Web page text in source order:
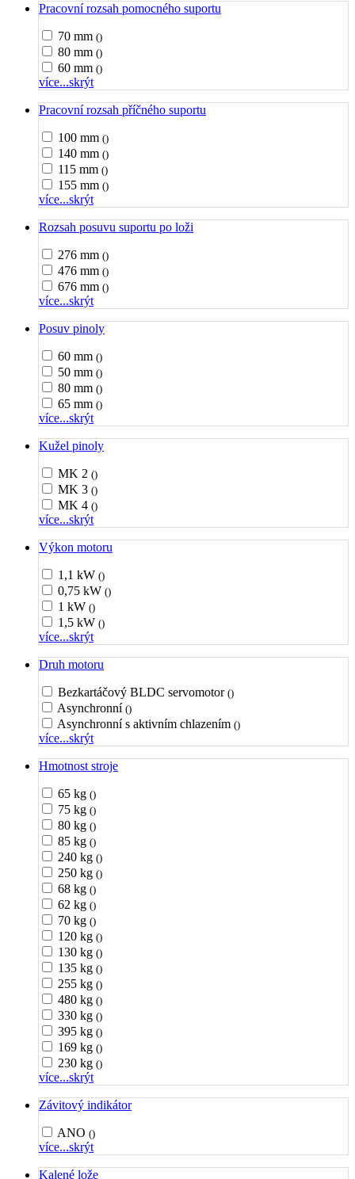
Pracovní rozsah pomocného suportu
70 mm ()
80 mm ()
60 mm ()
více...skrýt
Pracovní rozsah příčného suportu
100 mm ()
140 mm ()
115 mm ()
155 mm ()
více...skrýt
Rozsah posuvu suportu po loži
276 mm ()
476 mm ()
676 mm ()
více...skrýt
Posuv pinoly
60 mm ()
50 mm ()
80 mm ()
65 mm ()
více...skrýt
Kužel pinoly
MK 2 ()
MK 3 ()
MK 4 ()
více...skrýt
Výkon motoru
1,1 kW ()
0,75 kW ()
1 kW ()
1,5 kW ()
více...skrýt
Druh motoru
Bezkartáčový BLDC servomotor ()
Asynchronní ()
Asynchronní s aktivním chlazením ()
více...skrýt
Hmotnost stroje
65 kg ()
75 kg ()
80 kg ()
85 kg ()
240 kg ()
250 kg ()
68 kg ()
62 kg ()
70 kg ()
120 kg ()
130 kg ()
135 kg ()
255 kg ()
480 kg ()
330 kg ()
395 kg ()
169 kg ()
230 kg ()
více...skrýt
Závitový indikátor
ANO ()
více...skrýt
Kalené lože